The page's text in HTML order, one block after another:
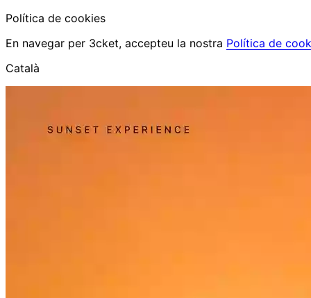
Política de cookies
En navegar per 3cket, accepteu la nostra Política de
Català